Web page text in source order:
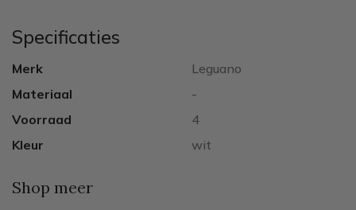
Specificaties
Merk
Leguano
Materiaal
-
Voorraad
4
Kleur
wit
Shop meer